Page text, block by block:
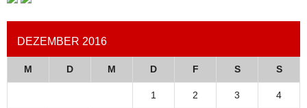
DEZEMBER 2016
M D M D F S S
1 2 3 4